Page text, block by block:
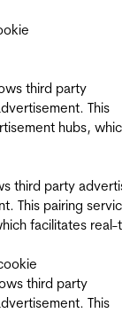
third party
This
hubs,
third party
This pairing
facilitates real-
third party
This